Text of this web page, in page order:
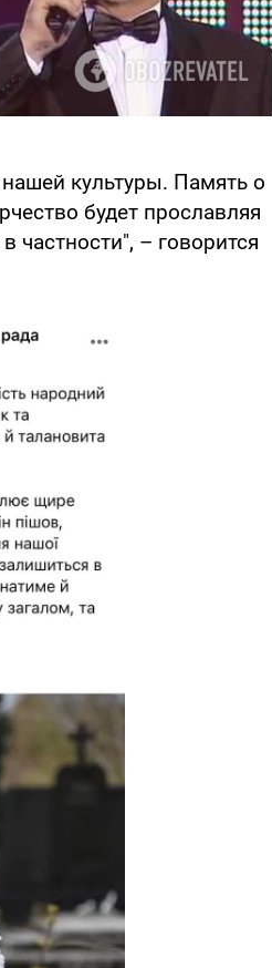
культуры. Память о
будет прославляя
частности", – говорится